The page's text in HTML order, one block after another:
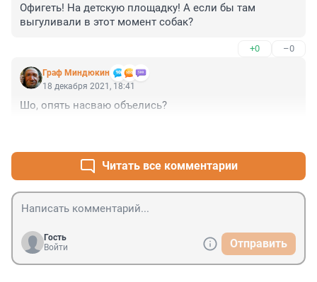
Офигеть! На детскую площадку! А если бы там
выгуливали в этот момент собак?
+0 –0
Граф Миндюкин
18 декабря 2021, 18:41
Шо, опять насваю объелись?
Читать все комментарии
Гость
Войти
Отправить